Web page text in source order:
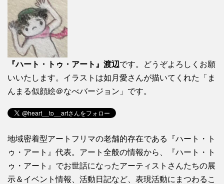
『ハート・トゥ・アート』渡辺です。どうぞよろしくお願
いいたします。イラストは如月愛さんが描いてくれた「ま
んまる似顔絵＠なべバージョン」です。
地域密着型アートフリマの老舗的存在である『ハート・ト
ゥ・アート』代表。アート全般の情報から、『ハート・ト
ゥ・アート』でお世話になったアーティストさんたちの展
示＆イベント情報、活動日記など、表現活動にまつわるこ